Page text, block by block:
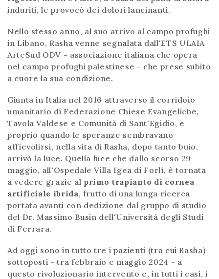
induriti, le provocò dei dolori lancinanti.
Nello stesso anno, al suo arrivo al campo profughi
in Libano, Rasha venne segnalata dall'ETS ULAIA
ArteSud ODV - associazione italiana che opera
nel campo profughi palestinese - che prese subito
a cuore la sua condizione.
Giunta in Italia nel 2016 attraverso il corridoio
umanitario di Federazione Chiese Evangeliche,
Tavola Valdese e Comunità di Sant'Egidio, e
proprio quando le speranze sembravano
affievolirsi, nella vita di Rasha, dopo tanto buio,
arrivò la luce. Quella luce che dallo scorso 29
maggio, all'Ospedale Villa Igea di Forlì, è tornata
a vedere grazie al primo trapianto di cornea
artificiale ibrida, frutto di una lunga ricerca
portata avanti con dedizione dal gruppo di studio
del Dr. Massimo Busin dell'Università degli Studi
di Ferrara.
Ad oggi sono in tutto tre i pazienti (tra cui Rasha)
sottoposti - tra febbraio e maggio 2024 - a
questo rivoluzionario intervento e, in tutti i casi, i